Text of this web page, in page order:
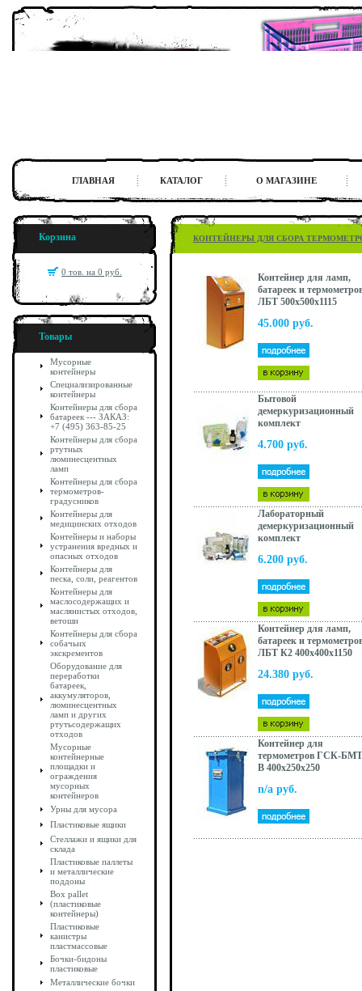
ГЛАВНАЯ КАТАЛОГ О МАГАЗИНЕ
Корзина
0 тов. на 0 руб.
Товары
Мусорные
контейнеры
Специализированные
контейнеры
Контейнеры для сбора
батареек --- ЗАКАЗ:
+7 (495) 363-85-25
Контейнеры для сбора
ртутных
люминесцентных
ламп
Контейнеры для сбора
термометров-
градусников
Контейнеры для
медицинских отходов
Контейнеры и наборы
устранения вредных и
опасных отходов
Контейнеры для
песка, соли, реагентов
Контейнеры для
маслосодержащих и
маслянистых отходов,
ветоши
Контейнеры для сбора
собачьих
экскрементов
Оборудование для
переработки
батареек,
аккумуляторов,
люминесцентных
ламп и других
ртутьсодержащих
отходов
Мусорные
контейнерные
площадки и
ограждения
мусорных
контейнеров
Урны для мусора
Пластиковые ящики
Стеллажи и ящики для
склада
Пластиковые паллеты
и металлические
поддоны
Box pallet
(пластиковые
контейнеры)
Пластиковые
канистры
пластмассовые
Бочки-бидоны
пластиковые
Металлические бочки
КОНТЕЙНЕРЫ ДЛЯ СБОРА
Контейнер для ламп,
батареек и
ЛБТ 500x500x1115
45.000 руб.
Бытовой
демеркуризационный
комплект
4.700 руб.
Лабораторный
демеркуризационный
комплект
6.200 руб.
Контейнер для ламп,
батареек и
ЛБТ К2 400x400x1150
24.380 руб.
Контейнер для
термометров ГСК-
В 400x250x250
n/a руб.